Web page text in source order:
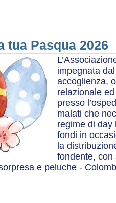
tua Pasqua 2026
impegnata
accoglienza,
relazionale
presso
malati che
regime di day
fondi in
la
fondente, con
e peluche -